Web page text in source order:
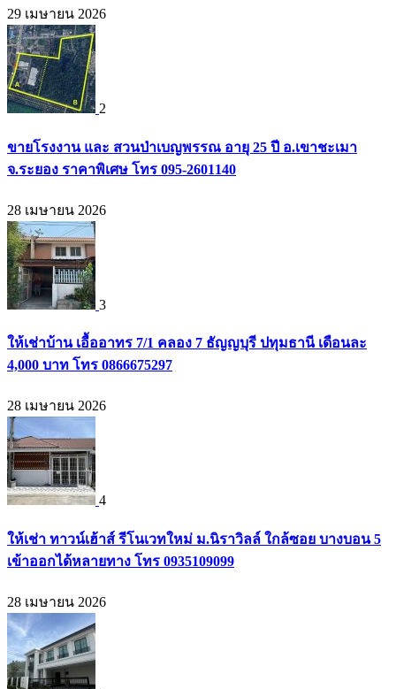
29 เมษายน 2026
2
ขายโรงงาน และ สวนป่าเบญพรรณ อายุ 25 ปี อ.เขาชะเมา
จ.ระยอง ราคาพิเศษ โทร 095-2601140
28 เมษายน 2026
3
ให้เช่าบ้าน เอื้ออาทร 7/1 คลอง 7 ธัญญบุรี ปทุมธานี เดือนละ
4,000 บาท โทร 0866675297
28 เมษายน 2026
4
ให้เช่า ทาวน์เฮ้าส์ รีโนเวทใหม่ ม.นิราวิลล์ ใกล้ซอย บางบอน 5
เข้าออกได้หลายทาง โทร 0935109099
28 เมษายน 2026